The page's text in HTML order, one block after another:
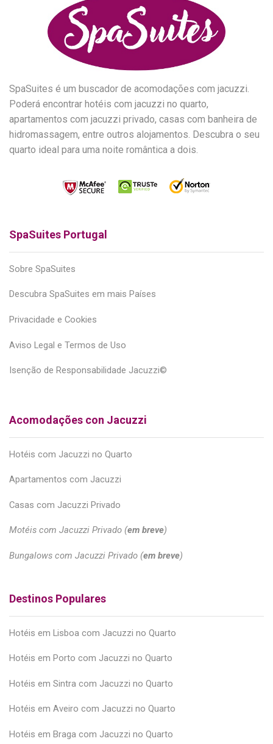
SpaSuites é um buscador de acomodações com jacuzzi.
Poderá encontrar hotéis com jacuzzi no quarto,
apartamentos com jacuzzi privado, casas com banheira de
hidromassagem, entre outros alojamentos. Descubra o seu
quarto ideal para uma noite romântica a dois.
SpaSuites Portugal
Sobre SpaSuites
Descubra SpaSuites em mais Países
Privacidade e Cookies
Aviso Legal e Termos de Uso
Isenção de Responsabilidade Jacuzzi©
Acomodações con Jacuzzi
Hotéis com Jacuzzi no Quarto
Apartamentos com Jacuzzi
Casas com Jacuzzi Privado
Motéis com Jacuzzi Privado (em breve)
Bungalows com Jacuzzi Privado (em breve)
Destinos Populares
Hotéis em Lisboa com Jacuzzi no Quarto
Hotéis em Porto com Jacuzzi no Quarto
Hotéis em Sintra com Jacuzzi no Quarto
Hotéis em Aveiro com Jacuzzi no Quarto
Hotéis em Braga com Jacuzzi no Quarto